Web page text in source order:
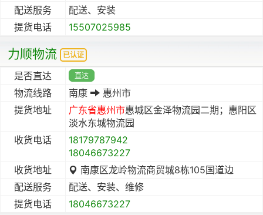
配送服务
配送、安装
提货电话
15507025985
力顺物流 已认证
是否直达 直达
物流线路 南康
惠州市
提货地址
广东省惠州市惠城区金泽物流园二期；惠阳区
淡水东城物流园
收货电话
18179787942
18046673227
收货地址
南康区龙岭物流商贸城8栋105国道边
配送服务
配送、安装、维修
提货电话
18046673227